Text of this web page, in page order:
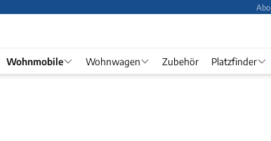
Abo
Wohnmobile Wohnwagen Zubehör Platzfinder